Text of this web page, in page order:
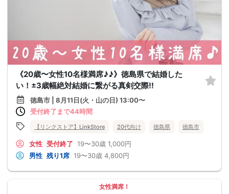
《20歳〜女性10名様満席♪♪》徳島県で結婚した
い！±3歳幅絶対結婚に繋がる真剣交際!!
徳島市 | 8月11日(火・山の日) 13:00〜
受付終了まで44時間
【リンクストア】LinkStore 20代向け 徳島県 徳島市
女性 受付終了 19〜30歳 1,000円
男性 残り1席 19〜30歳 4,800円
女性満席！